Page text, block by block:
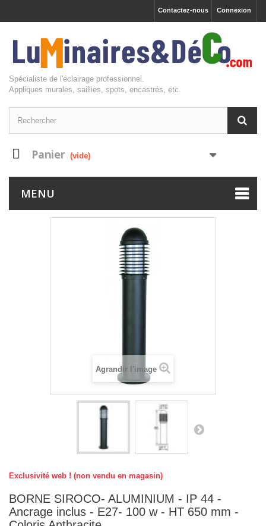
Connexion
Contactez-nous
Spécialiste de l'éclairage professionnel.
Appliques murales, saillies, spots, encastrés, etc.
Panier (vide)
MENU
Agrandir l'image
Exclusivité web ! (non vendu en magasin)
BORNE SIROCO- ALUMINIUM - IP 44 -
Ancrage inclus - E27- 100 w - HT 650 mm -